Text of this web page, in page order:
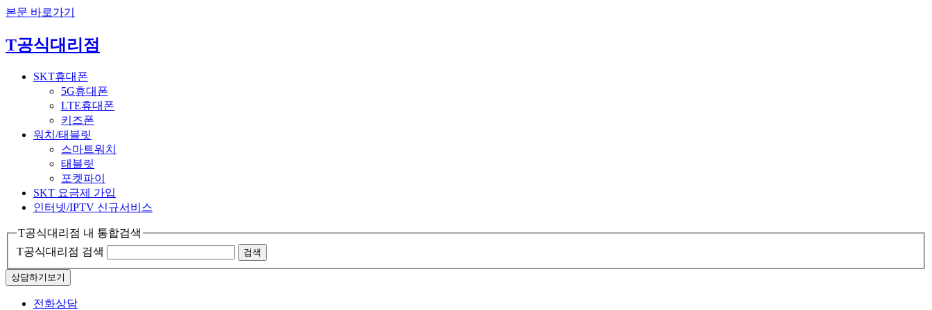
본문 바로가기
T공식대리점
SKT휴대폰
5G휴대폰
LTE휴대폰
키즈폰
워치/태블릿
스마트워치
태블릿
포켓파이
SKT 요금제 가입
인터넷/IPTV 신규서비스
T공식대리점 내 통합검색
T공식대리점 검색
검색
상담하기 보기
전화상담